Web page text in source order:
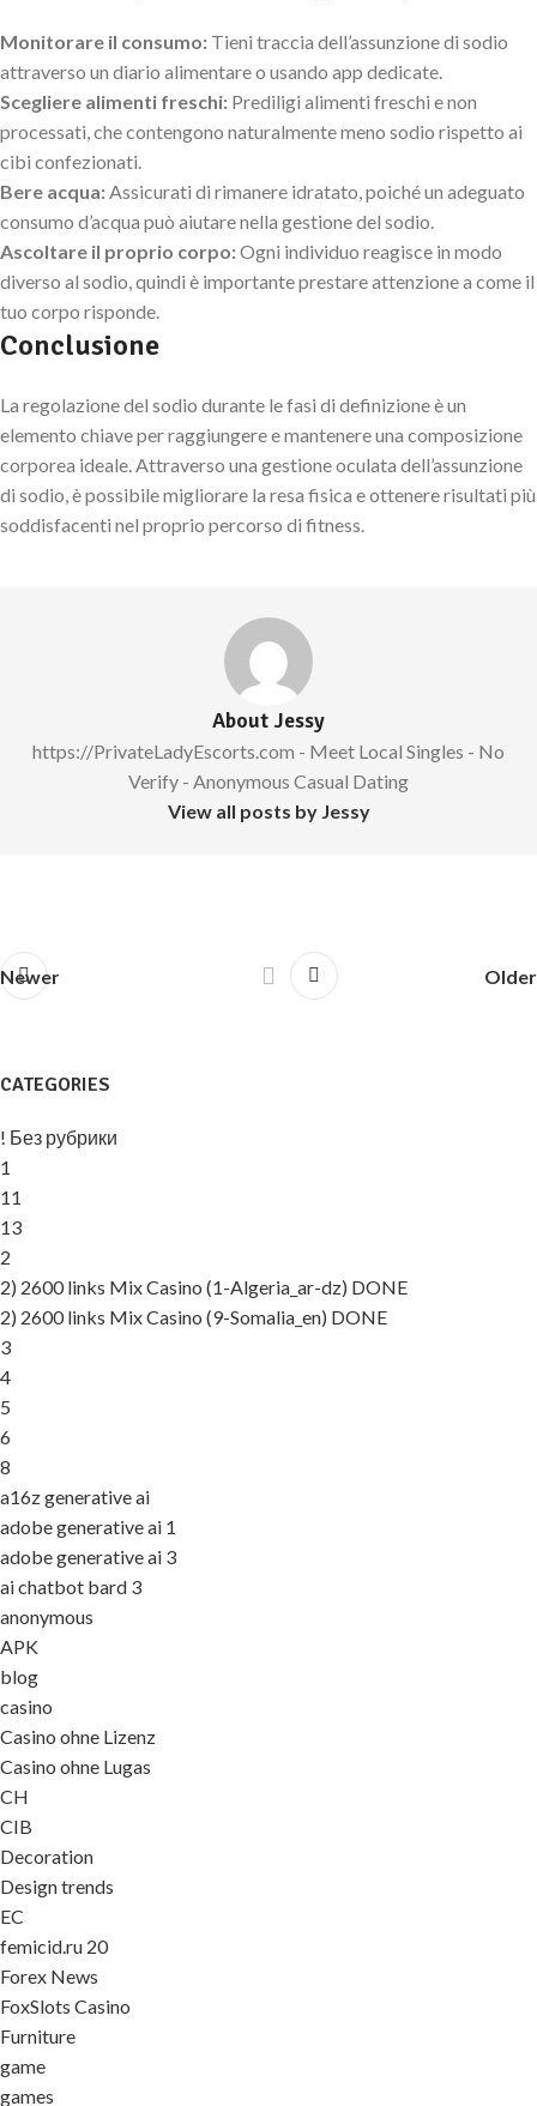
Monitorare il consumo: Tieni traccia dell’assunzione di sodio
attraverso un diario alimentare o usando app dedicate.
Scegliere alimenti freschi: Prediligi alimenti freschi e non
processati, che contengono naturalmente meno sodio rispetto ai
cibi confezionati.
Bere acqua:Assicurati di rimanere idratato, poiché un adeguato
consumo d’acqua può aiutare nella gestione del sodio.
Ascoltare il proprio corpo:Ogni individuo reagisce in modo
diverso al sodio, quindi è importante prestare attenzione a come il
tuo corpo risponde.
Conclusione
La regolazione del sodio durante le fasi di definizione è un
elemento chiave per raggiungere e mantenere una composizione
corporea ideale. Attraverso una gestione oculata dell’assunzione
di sodio, è possibile migliorare la resa fisica e ottenere risultati più
soddisfacenti nel proprio percorso di fitness.
About Jessy
https://PrivateLadyEscorts.com - Meet Local Singles - No
Verify - Anonymous Casual Dating
View all posts by Jessy
Newer Older
CATEGORIES
! Без рубрики
1
11
13
2
2) 2600 links Mix Casino (1-Algeria_ar-dz) DONE
2) 2600 links Mix Casino (9-Somalia_en) DONE
3
4
5
6
8
a16z generative ai
adobe generative ai 1
adobe generative ai 3
ai chatbot bard 3
anonymous
APK
blog
casino
Casino ohne Lizenz
Casino ohne Lugas
CH
CIB
Decoration
Design trends
EC
femicid.ru 20
Forex News
FoxSlots Casino
Furniture
game
games